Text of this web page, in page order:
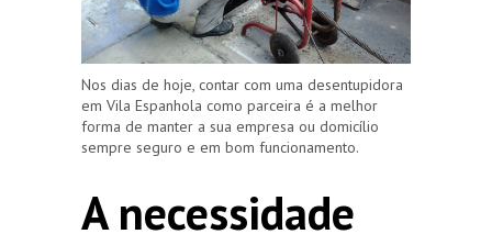
Nos dias de hoje, contar com uma desentupidora
em Vila Espanhola como parceira é a melhor
forma de manter a sua empresa ou domicílio
sempre seguro e em bom funcionamento.
A necessidade